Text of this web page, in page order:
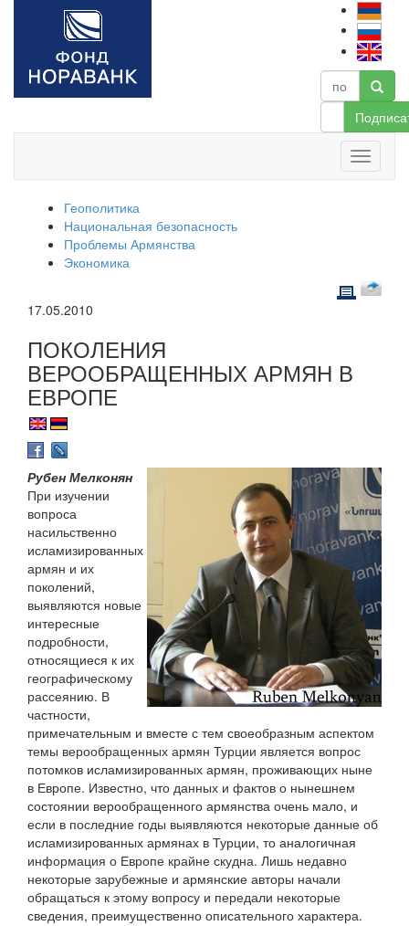
Геополитика
Национальная безопасность
Проблемы Армянства
Экономика
17.05.2010
ПОКОЛЕНИЯ
ВЕРООБРАЩЕННЫХ АРМЯН В
ЕВРОПЕ
Рубен Мелконян
При изучении
вопроса
насильственно
исламизированных
армян и их
поколений,
выявляются новые
интересные
подробности,
относящиеся к их
географическому
рассеянию. В
частности,
примечательным и вместе с тем своеобразным аспектом
темы верообращенных армян Турции является вопрос
потомков исламизированных армян, проживающих ныне
в Европе. Известно, что данных и фактов о нынешнем
состоянии верообращенного армянства очень мало, и
если в последние годы выявляются некоторые данные об
исламизированных армянах в Турции, то аналогичная
информация о Европе крайне скудна. Лишь недавно
некоторые зарубежные и армянские авторы начали
обращаться к этому вопросу и передали некоторые
сведения, преимущественно описательного характера.